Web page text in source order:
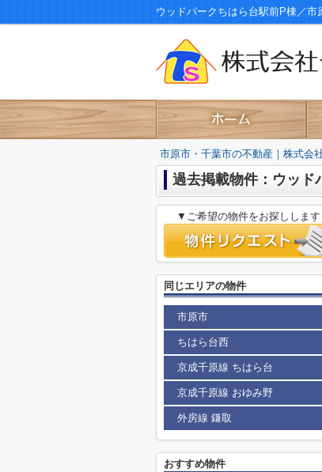
ウッドパークちはら台駅前P棟／
市原市・千葉市の不動産｜株式会
過去掲載物件：ウッド
▼ご希望の物件をお探しします
同じエリアの物件
市原市
ちはら台西
京成千原線 ちはら台
京成千原線 おゆみ野
外房線 鎌取
おすすめ物件